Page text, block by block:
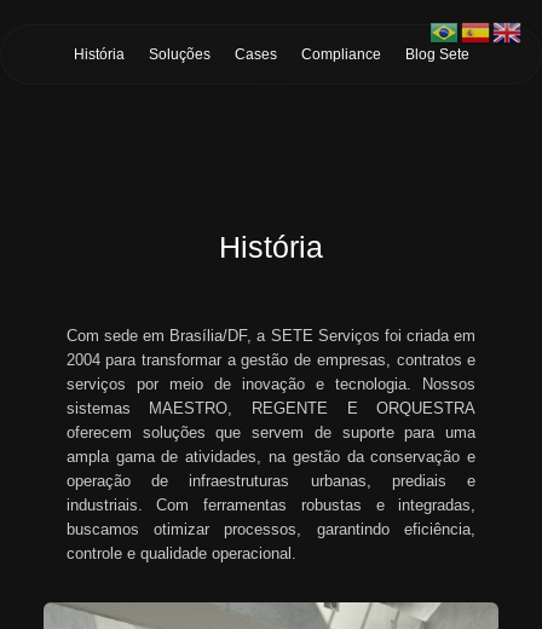
História Soluções Cases Compliance Blog Sete
História
Com sede em Brasília/DF, a SETE Serviços foi criada em
2004 para transformar a gestão de empresas, contratos e
serviços por meio de inovação e tecnologia. Nossos
sistemas MAESTRO, REGENTE E ORQUESTRA
oferecem soluções que servem de suporte para uma
ampla gama de atividades, na gestão da conservação e
operação de infraestruturas urbanas, prediais e
industriais. Com ferramentas robustas e integradas,
buscamos otimizar processos, garantindo eficiência,
controle e qualidade operacional.